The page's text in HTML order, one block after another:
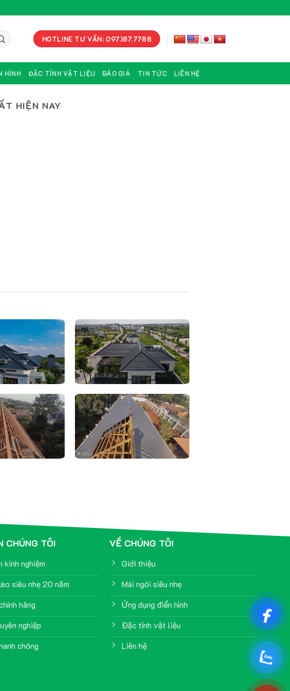
HOTLINE TƯ VẤN: 097.187.7788
HÌNH ĐẶC TÍNH VẬT LIỆU BÁO GIÁ TIN TỨC LIÊN HỆ
HIỆN NAY
CHÚNG TÔI
kinh nghiệm
siêu nhẹ 20 năm
hãng
nghiệp
chóng
VỀ CHÚNG TÔI
Giới thiệu
Mái ngói siêu nhẹ
Ứng dụng điển hình
Đặc tính vật liệu
Liên hệ